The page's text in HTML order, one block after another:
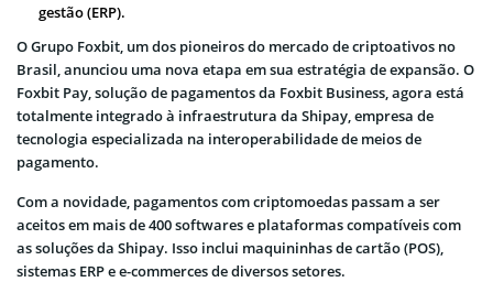
gestão (ERP).
O Grupo Foxbit, um dos pioneiros do mercado de criptoativos no
Brasil, anunciou uma nova etapa em sua estratégia de expansão. O
Foxbit Pay, solução de pagamentos da Foxbit Business, agora está
totalmente integrado à infraestrutura da Shipay, empresa de
tecnologia especializada na interoperabilidade de meios de
pagamento.
Com a novidade, pagamentos com criptomoedas passam a ser
aceitos em mais de 400 softwares e plataformas compatíveis com
as soluções da Shipay. Isso inclui maquininhas de cartão (POS),
sistemas ERP e e-commerces de diversos setores.